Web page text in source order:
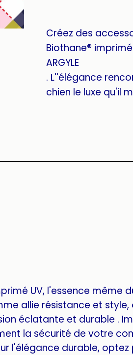
Créez des
Biothane®
ARGYLE
. L''élégance
chien le luxe qu'il
UV, l'essence même
allie résistance et
éclatante et durable .
la sécurité de votre
l'élégance durable, optez